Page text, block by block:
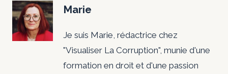
Marie
Je suis Marie, rédactrice chez
"Visualiser La Corruption", munie d'une
formation en droit et d'une passion